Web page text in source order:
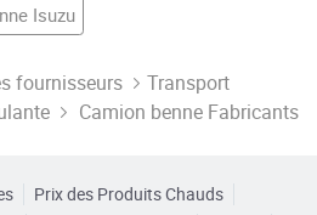
Isuzu
À Essieu Simple
Véhicule
Howo
fournisseurs
Transport
Camion benne Fabricants
Prix des Produits Chauds